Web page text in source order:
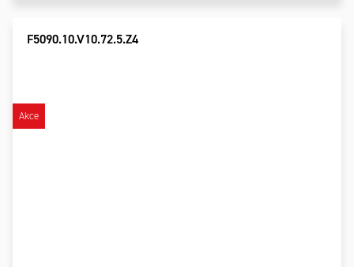
Akce
F5090.10.V10.72.5.Z4